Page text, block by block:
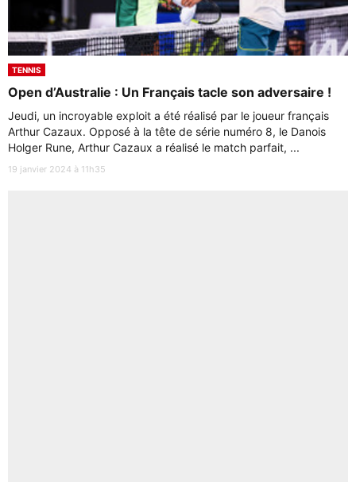
TENNIS
Open d’Australie : Un Français tacle son adversaire !
Jeudi, un incroyable exploit a été réalisé par le joueur français
Arthur Cazaux. Opposé à la tête de série numéro 8, le Danois
Holger Rune, Arthur Cazaux a réalisé le match parfait, ...
19 janvier 2024 à 11h35